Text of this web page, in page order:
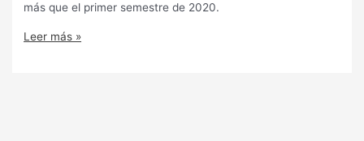
más que el primer semestre de 2020.
Leer más »